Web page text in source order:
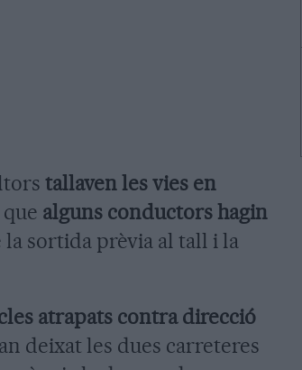
tallaven les vies en
alguns conductors hagin
sortida prèvia al tall i la
atrapats contra direcció
deixat les dues carreteres